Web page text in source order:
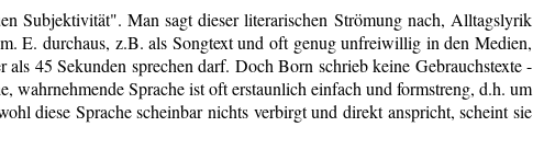
Subjektivität". Man sagt dieser literarischen Strömung nach, Alltagslyrik
E. durchaus, z.B. als Songtext und oft genug unfreiwillig in den Medien,
45 Sekunden sprechen darf. Doch Born schrieb keine Gebrauchstexte -
wahrnehmende Sprache ist oft erstaunlich einfach und formstreng, d.h. um
diese Sprache scheinbar nichts verbirgt und direkt anspricht, scheint sie